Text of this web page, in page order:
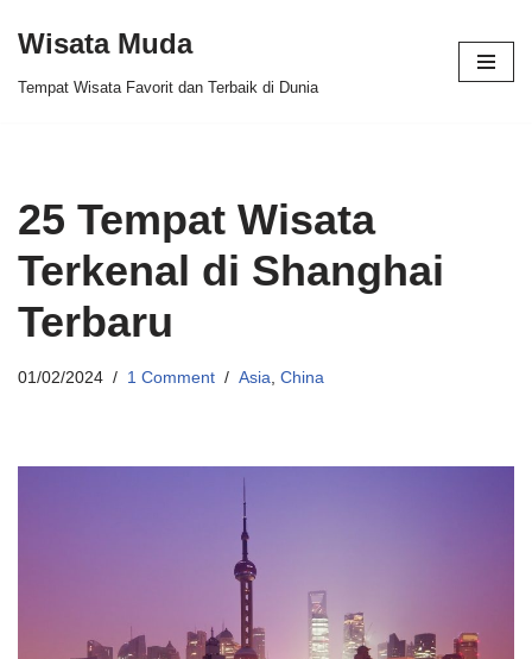
Wisata Muda
Tempat Wisata Favorit dan Terbaik di Dunia
25 Tempat Wisata
Terkenal di Shanghai
Terbaru
01/02/2024 1 Comment Asia China